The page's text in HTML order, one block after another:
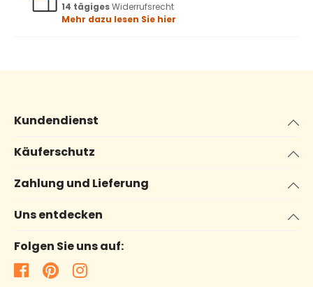
14 tägigesWiderrufsrecht
Mehr dazu lesen Sie hier
Kundendienst
Käuferschutz
Zahlung und Lieferung
Uns entdecken
Folgen Sie uns auf: